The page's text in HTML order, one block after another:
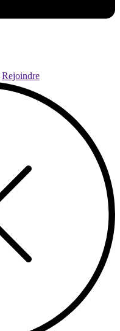
Rejoindre